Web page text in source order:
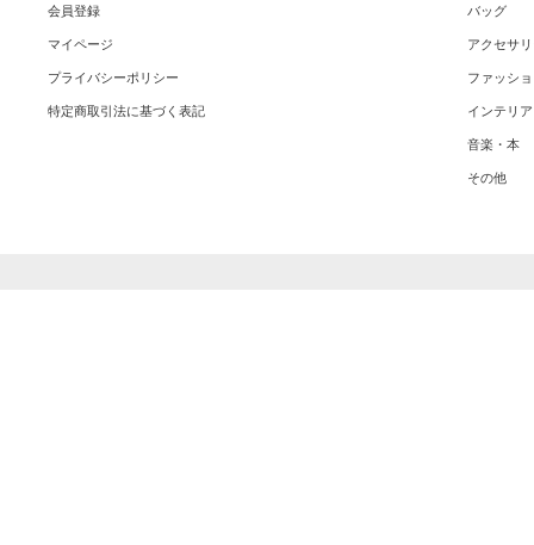
会員登録
マイページ
プライバシーポリシー
特定商取引法に基づく表記
バッグ
アクセサ
ファッシ
インテリア
音楽・本
その他